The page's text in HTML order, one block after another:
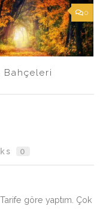
0
Bahçeleri
0
göre yaptım. Çok